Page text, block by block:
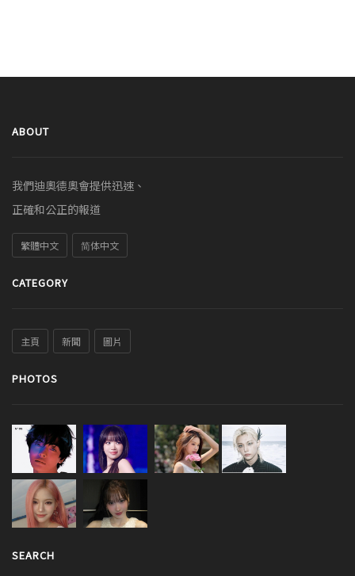
ABOUT
我們迪奧德奧會提供迅速、
正確和公正的報道
繁體中文 简体中文
CATEGORY
主頁 新聞 圖片
PHOTOS
SEARCH